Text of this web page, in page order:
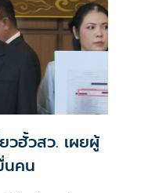
วฮั้วสว. เผยผู้
นคน